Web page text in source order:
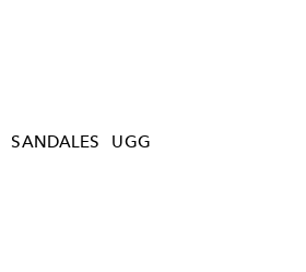
SANDALES UGG